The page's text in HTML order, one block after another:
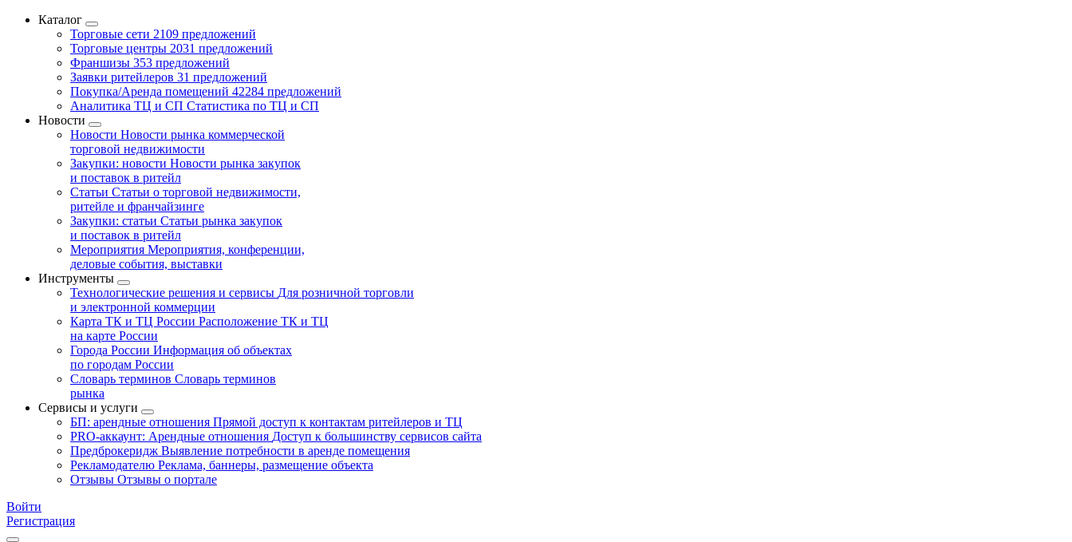
Каталог
Торговые сети 2109 предложений
Торговые центры 2031 предложений
Франшизы 353 предложений
Заявки ритейлеров 31 предложений
Покупка/Аренда помещений 42284 предложений
Аналитика ТЦ и СП Статистика по ТЦ и СП
Новости
Новости Новости рынка коммерческой
торговой недвижимости
Закупки: новости Новости рынка закупок
и поставок в ритейл
Статьи Статьи о торговой недвижимости,
ритейле и франчайзинге
Закупки: статьи Статьи рынка закупок
и поставок в ритейл
Мероприятия Мероприятия, конференции,
деловые события, выставки
Инструменты
Технологические решения и сервисы Для розничной торговли
и электронной коммерции
Карта ТК и ТЦ России Расположение ТК и ТЦ
на карте России
Города России Информация об объектах
по городам России
Словарь терминов Словарь терминов
рынка
Сервисы и услуги
БП: арендные отношения Прямой доступ к контактам ритейлеров и ТЦ
PRO-аккаунт: Арендные отношения Доступ к большинству сервисов сайта
Предброкеридж Выявление потребности в аренде помещения
Рекламодателю Реклама, баннеры, размещение объекта
Отзывы Отзывы о портале
Войти
Регистрация